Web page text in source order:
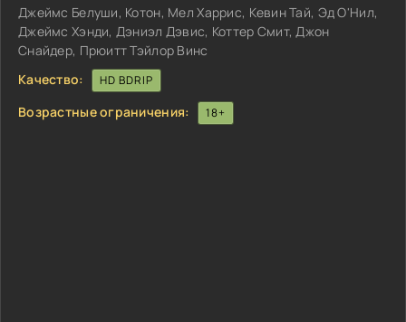
Джеймс Белуши, Котон, Мел Харрис, Кевин Тай, Эд О'Нил,
Джеймс Хэнди, Дэниэл Дэвис, Коттер Смит, Джон
Снайдер, Прюитт Тэйлор Винс
Качество:
HD BDRIP
Возрастные ограничения: 18+